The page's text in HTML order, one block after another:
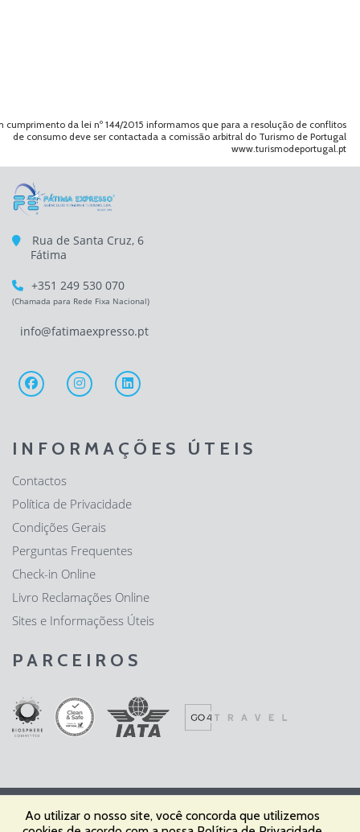
cumprimento da lei nº 144/2015 informamos que para a resolução de conflitos
de consumo deve ser contactada a comissão arbitral do Turismo de Portugal
www.turismodeportugal.pt
Rua de Santa Cruz, 6
Fátima
+351 249 530 070
(Chamada para Rede Fixa Nacional)
info@fatimaexpresso.pt
INFORMAÇÕES ÚTEIS
Contactos
Política de Privacidade
Condições Gerais
Perguntas Frequentes
Check-in Online
Livro Reclamações Online
Sites e Informaçõess Úteis
PARCEIROS
Fátima Expresso - Agência de Viagens e Turismo, Lda | RNAVT nº
Ao utilizar o nosso site, você concorda que utilizemos